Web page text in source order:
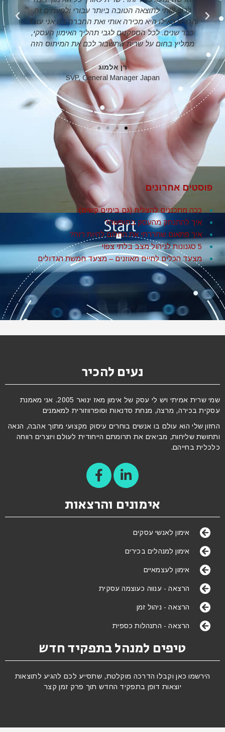
לכוון אותי לתוצאה הטובה ביותר עבורי ולפעמים זה
הרגיש כאילו היא מכירה אותי ואת החברה בה אני עובד
כבר שנים. לכל הספקנים לגבי תהליך האימון העסקי,
ממליץ בחום על שרית שתשבור לכם את המיתוס הזה
רן אלמוג
SVP, General Manager Japan
פוסטים אחרונים
ככה מתכננים להצליח (גם בימים קשים)
איך להתנתק מהעסק בחופשה?
איך פתאום שחררתי את החלום להיות רזה?
5 סגנונות לניהול מצב בלתי צפוי
מצעד הכלים לחיים מאוזנים – מצעד חמשת הגדולים
נעים להכיר
שמי שרית אמיתי ויש לי עסק של אימון מאז ינואר 2005. אני מאמנת
עסקית בכירה, מרצה, מנחת סדנאות וסופרווזורית למאמנים
החזון שלי הוא עולם בו אנשים בוחרים עיסוק מקצועי מתוך אהבה, הנאה
ותחושת שליחות, מביאים את תרומתם הייחודית לעולם ויוצרים רווחה
כלכלית בחייהם.
אימונים והרצאות
אימון לאנשי עסקים
אימון למנהלים בכירים
אימון לעצמאיים
הרצאה - ענווה כעוצמה עסקית
הרצאה - ניהול זמן
הרצאה - התנהלות כספית
טיפים למנהל בתפקיד חדש
הירשמו כאן וקבלו הדרכה מוקלטת, שתסייע לכם להגיע לתוצאות
יוצאות דופן בתפקיד החדש תוך פרק זמן קצר